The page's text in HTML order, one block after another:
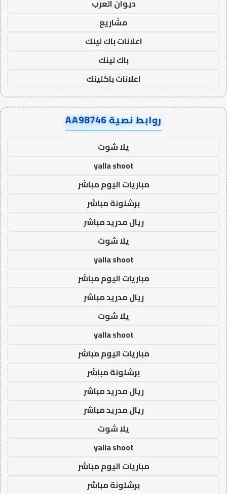
ديوان العرب
مشاريع
اعلانات باك لينك
باك لينك
اعلانات باكلينك
روابط نصية AA98746
يلا شوت
yalla shoot
مباريات اليوم مباشر
برشلونة مباشر
ريال مدريد مباشر
يلا شوت
yalla shoot
مباريات اليوم مباشر
ريال مدريد مباشر
يلا شوت
yalla shoot
مباريات اليوم مباشر
برشلونة مباشر
ريال مدريد مباشر
ريال مدريد مباشر
يلا شوت
yalla shoot
مباريات اليوم مباشر
برشلونة مباشر